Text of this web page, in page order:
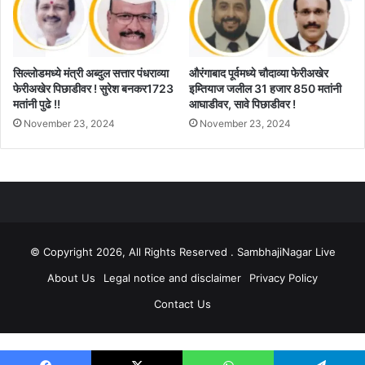
सिल्लोडमध्ये मंत्री अब्दुल सत्तार पंधराव्या
फेरीअखेर पिछाडीवर ! सुरेश बनकर1723
मतांनी पुढे !!
November 23, 2024
औरंगाबाद पूर्वमध्ये चौदाव्या फेरीअखेर
इम्तियाज जलील 31 हजार 850 मतांनी
आघाडीवर, सावे पिछाडीवर !
November 23, 2024
© Copyright 2026, All Rights Reserved . SambhajiNagar Live
About Us
Legal notice and disclaimer
Privacy Policy
Contact Us